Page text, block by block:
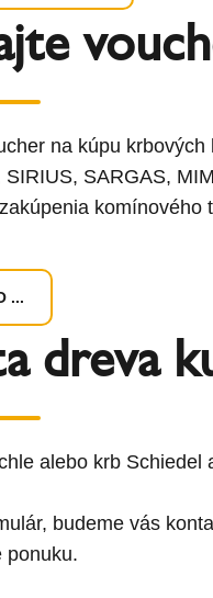
na kúpu
SIRIUS, SARGAS,
komínového
...
dreva
alebo krb
budeme vás
ponuku.